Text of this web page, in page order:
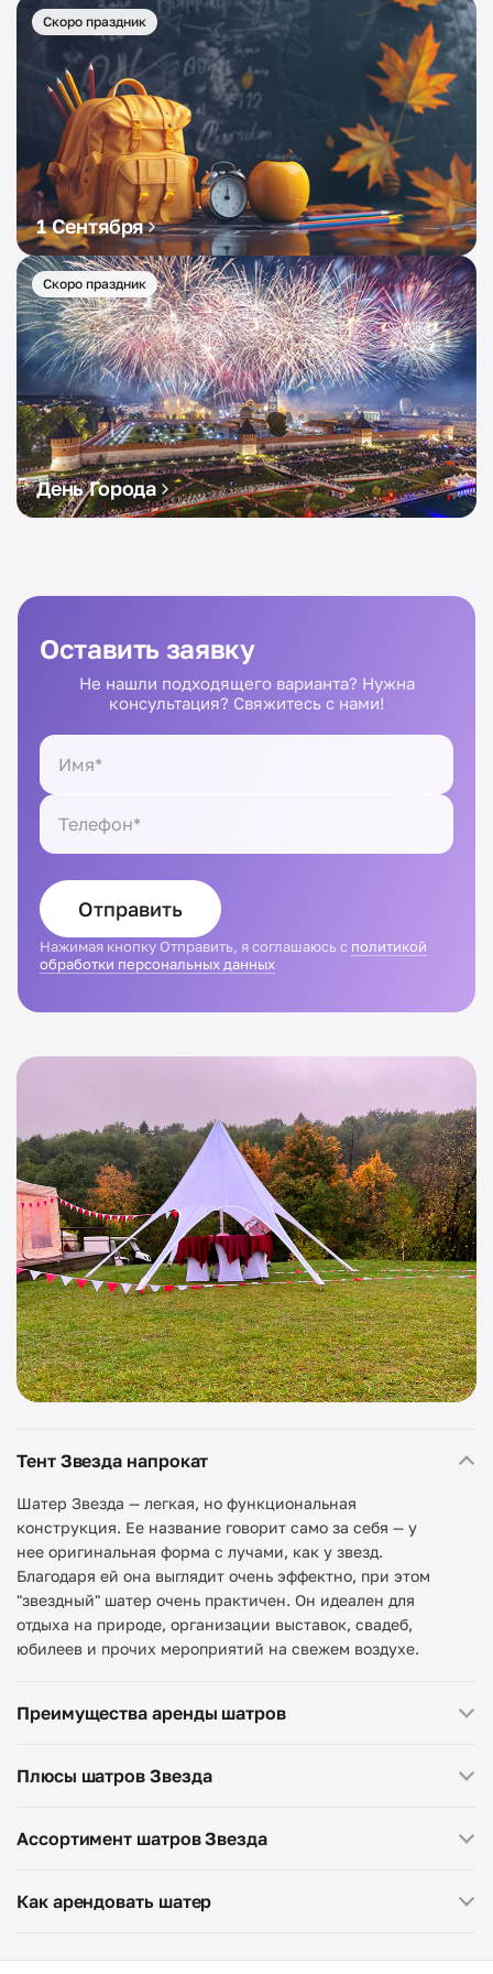
Скоро праздник
1 Сентября
Скоро праздник
День Города
Оставить заявку
Не нашли подходящего варианта? Нужна
консультация? Свяжитесь с нами!
Отправить
Нажимая кнопку Отправить, я соглашаюсь с политикой
обработки персональных данных
Тент Звезда напрокат
Шатер Звезда — легкая, но функциональная
конструкция. Ее название говорит само за себя — у
нее оригинальная форма с лучами, как у звезд.
Благодаря ей она выглядит очень эффектно, при этом
"звездный" шатер очень практичен. Он идеален для
отдыха на природе, организации выставок, свадеб,
юбилеев и прочих мероприятий на свежем воздухе.
Преимущества аренды шатров
Плюсы шатров Звезда
тент
Она отлично проветривается — это будет
При этом она надежно защищает от осадков,
Ассортимент шатров Звезда
Площадью. У нас есть варианты от 26 до 135 кв.
Как арендовать шатер